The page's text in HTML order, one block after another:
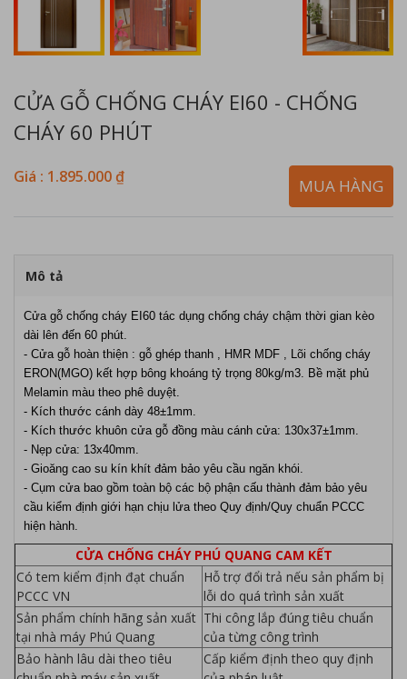
CỬA GỖ CHỐNG CHÁY EI60 - CHỐNG
CHÁY 60 PHÚT
Giá : 1.895.000 ₫ MUA HÀNG
Mô tả
Cửa gỗ chống cháy EI60 tác dụng chống cháy chậm thời gian kèo
dài lên đến 60 phút.
- Cửa gỗ hoàn thiện : gỗ ghép thanh , HMR MDF , Lõi chống cháy
ERON(MGO) kết hợp bông khoáng tỷ trọng 80kg/m3. Bề mặt phủ
Melamin màu theo phê duyệt.
- Kích thước cánh dày 48±1mm.
- Kích thước khuôn cửa gỗ đồng màu cánh cửa: 130x37±1mm.
- Nẹp cửa: 13x40mm.
- Gioăng cao su kín khít đảm bảo yêu cầu ngăn khói.
- Cụm cửa bao gồm toàn bộ các bộ phận cấu thành đảm bảo yêu
cầu kiểm định giới hạn chịu lửa theo Quy định/Quy chuẩn PCCC
hiện hành.
CỬA CHỐNG CHÁY PHÚ QUANG CAM KẾT
Có tem kiểm định đạt chuẩn
PCCC VN
Hỗ trợ đổi trả nếu sản phẩm bị
lỗi do quá trình sản xuất
Sản phẩm chính hãng sản xuất
tại nhà máy Phú Quang
Thi công lắp đúng tiêu chuẩn
của từng công trình
Bảo hành lâu dài theo tiêu
Cấp kiểm định theo quy định